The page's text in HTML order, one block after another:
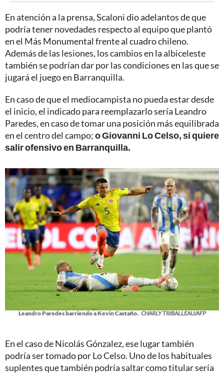
En atención a la prensa, Scaloni dio adelantos de que
podría tener novedades respecto al equipo que plantó
en el Más Monumental frente al cuadro chileno.
Además de las lesiones, los cambios en la albiceleste
también se podrían dar por las condiciones en las que se
jugará el juego en Barranquilla.
En caso de que el mediocampista no pueda estar desde
el inicio, el indicado para reemplazarlo sería Leandro
Paredes, en caso de tomar una posición más equilibrada
en el centro del campo;o Giovanni Lo Celso, si quiere
salir ofensivo en Barranquilla.
Leandro Paredes barriendo a Kevin Castaño. CHARLY TRIBALLEAU/AFP
En el caso de Nicolás Gónzalez, ese lugar también
podría ser tomado por Lo Celso. Uno de los habituales
suplentes que también podría saltar como titular sería